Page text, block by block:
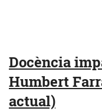
Docència
Humbert
actual)